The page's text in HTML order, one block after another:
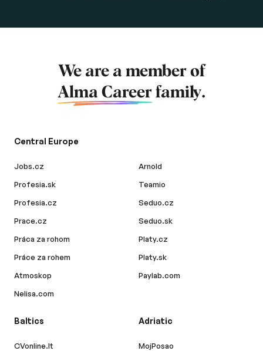
We are a member of
Alma Career family.
Central Europe
Jobs.cz
Profesia.sk
Profesia.cz
Prace.cz
Práca za rohom
Práce za rohem
Atmoskop
Nelisa.com
Arnold
Teamio
Seduo.cz
Seduo.sk
Platy.cz
Platy.sk
Paylab.com
Baltics
CVonline.lt
Adriatic
MojPosao